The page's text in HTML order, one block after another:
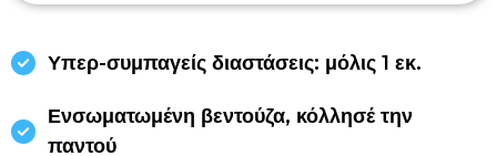
Υπερ-συμπαγείς διαστάσεις: μόλις 1 εκ.
Ενσωματωμένη βεντούζα, κόλλησέ την
παντού